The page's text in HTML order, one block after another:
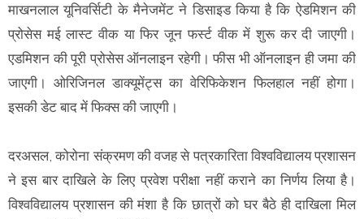
माखनलाल यूनिवर्सिटी के मैनेजमेंट ने डिसाइड किया है कि ऐडमिशन की
प्रोसेस मई लास्ट वीक या फिर जून फर्स्ट वीक में शुरू कर दी जाएगी।
एडमिशन की पूरी प्रोसेस ऑनलाइन रहेगी। फीस भी ऑनलाइन ही जमा की
जाएगी। ओरिजिनल डाक्यूमेंट्स का वेरिफिकेशन फिलहाल नहीं होगा।
इसकी डेट बाद में फिक्स की जाएगी।
दरअसल, कोरोना संक्रमण की वजह से पत्रकारिता विश्वविद्यालय प्रशासन
ने इस बार दाखिले के लिए प्रवेश परीक्षा नहीं कराने का निर्णय लिया है।
विश्वविद्यालय प्रशासन की मंशा है कि छात्रों को घर बैठे ही दाखिला मिल